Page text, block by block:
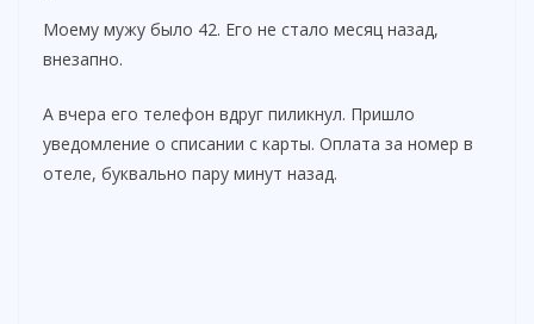
Моему мужу было 42. Его не стало месяц назад,
внезапно.
А вчера его телефон вдруг пиликнул. Пришло
уведомление о списании с карты. Оплата за номер в
отеле, буквально пару минут назад.